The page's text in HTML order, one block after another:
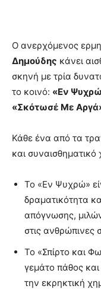
Ο ανερχόμενος
Δημούδης κάνει
σκηνή με τρία
το κοινό: «Εν
«Σκότωσέ Με
Κάθε ένα από τα
και
Το «Εν Ψυχρώ»
δραματικότητα
απόγνωσης,
στις ανθρώπινες
Το «Σπίρτο και
γεμάτο πάθος
την εκρηκτική